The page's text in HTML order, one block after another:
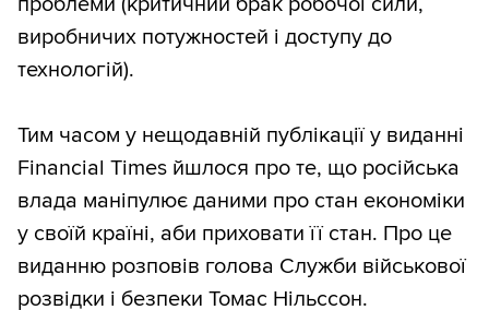
виробничих потужностей і доступу до
технологій).
Тим часом у нещодавній публікації у виданні
Financial Times йшлося про те, що російська
влада маніпулює даними про стан економіки
у своїй країні, аби приховати її стан. Про це
виданню розповів голова Служби військової
розвідки і безпеки Томас Нільссон.